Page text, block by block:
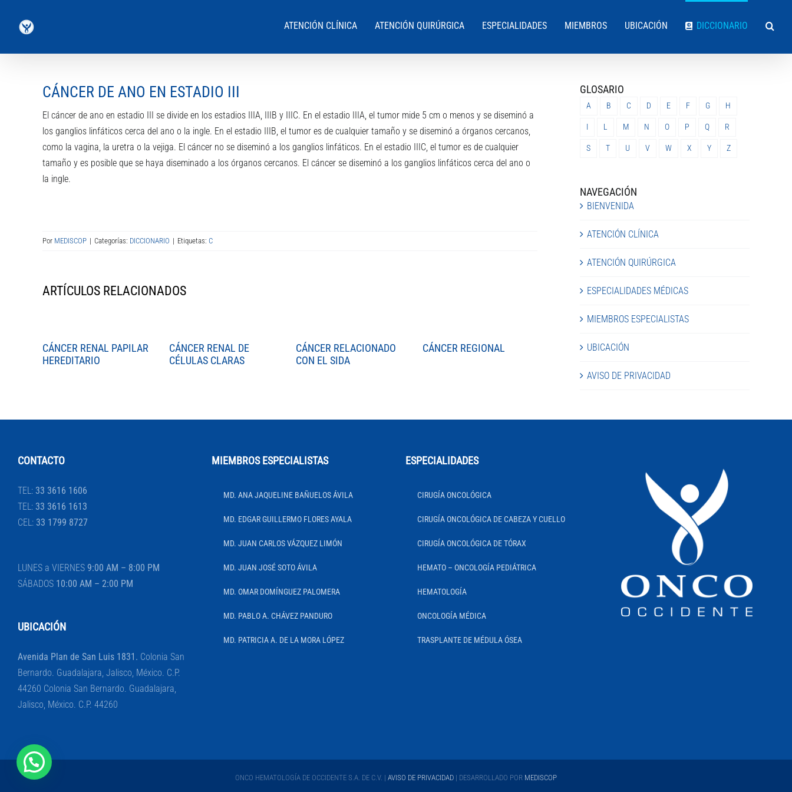
ATENCIÓN CLÍNICA ATENCIÓN QUIRÚRGICA ESPECIALIDADES MIEMBROS UBICACIÓN DICCIONARIO
CÁNCER DE ANO EN ESTADIO III
El cáncer de ano en estadio III se divide en los estadios IIIA, IIIB y IIIC. En el estadio IIIA, el tumor mide 5 cm o menos y se diseminó a
los ganglios linfáticos cerca del ano o la ingle. En el estadio IIIB, el tumor es de cualquier tamaño y se diseminó a órganos cercanos,
como la vagina, la uretra o la vejiga. El cáncer no se diseminó a los ganglios linfáticos. En el estadio IIIC, el tumor es de cualquier
tamaño y es posible que se haya diseminado a los órganos cercanos. El cáncer se diseminó a los ganglios linfáticos cerca del ano o
la ingle.
Por MEDISCOP | Categorías: DICCIONARIO | Etiquetas: C
ARTÍCULOS RELACIONADOS
CÁNCER RENAL PAPILAR
HEREDITARIO
CÁNCER RENAL DE
CÉLULAS CLARAS
CÁNCER RELACIONADO
CON EL SIDA
CÁNCER REGIONAL
GLOSARIO
A B C D E F G H
I L M N O P Q R
S T U V W X Y Z
NAVEGACIÓN
BIENVENIDA
ATENCIÓN CLÍNICA
ATENCIÓN QUIRÚRGICA
ESPECIALIDADES MÉDICAS
MIEMBROS ESPECIALISTAS
UBICACIÓN
AVISO DE PRIVACIDAD
CONTACTO
TEL: 33 3616 1606
TEL: 33 3616 1613
CEL: 33 1799 8727
LUNES a VIERNES 9:00 AM – 8:00 PM
SÁBADOS 10:00 AM – 2:00 PM
UBICACIÓN
Avenida Plan de San Luis 1831. Colonia San
Bernardo. Guadalajara, Jalisco, México. C.P.
44260 Colonia San Bernardo. Guadalajara,
Jalisco, México. C.P. 44260
MIEMBROS ESPECIALISTAS
MD. ANA JAQUELINE BAÑUELOS ÁVILA
MD. EDGAR GUILLERMO FLORES AYALA
MD. JUAN CARLOS VÁZQUEZ LIMÓN
MD. JUAN JOSÉ SOTO ÁVILA
MD. OMAR DOMÍNGUEZ PALOMERA
MD. PABLO A. CHÁVEZ PANDURO
MD. PATRICIA A. DE LA MORA LÓPEZ
ESPECIALIDADES
CIRUGÍA ONCOLÓGICA
CIRUGÍA ONCOLÓGICA DE CABEZA Y CUELLO
CIRUGÍA ONCOLÓGICA DE TÓRAX
HEMATO – ONCOLOGÍA PEDIÁTRICA
HEMATOLOGÍA
ONCOLOGÍA MÉDICA
TRASPLANTE DE MÉDULA ÓSEA
ONCO HEMATOLOGÍA DE OCCIDENTE S.A. DE C.V. | AVISO DE PRIVACIDAD | DESARROLLADO POR MEDISCOP